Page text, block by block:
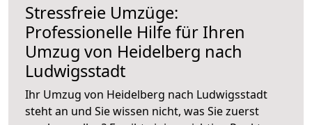
Stressfreie Umzüge:
Professionelle Hilfe für Ihren
Umzug von Heidelberg nach
Ludwigsstadt
Ihr Umzug von Heidelberg nach Ludwigsstadt
steht an und Sie wissen nicht, was Sie zuerst